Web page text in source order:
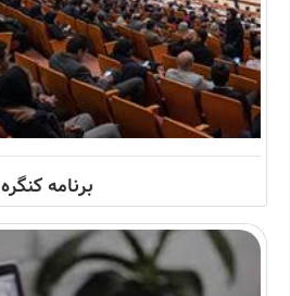
برنامه کنگره